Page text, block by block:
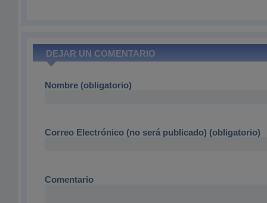
DEJAR UN COMENTARIO
Nombre (obligatorio)
Correo Electrónico (no será publicado) (obligatorio)
Comentario